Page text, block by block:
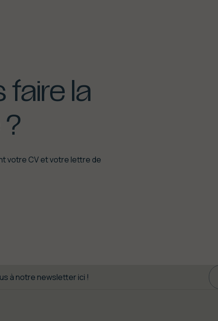
faire la
?
votre CV et votre lettre de
à notre newsletter ici !